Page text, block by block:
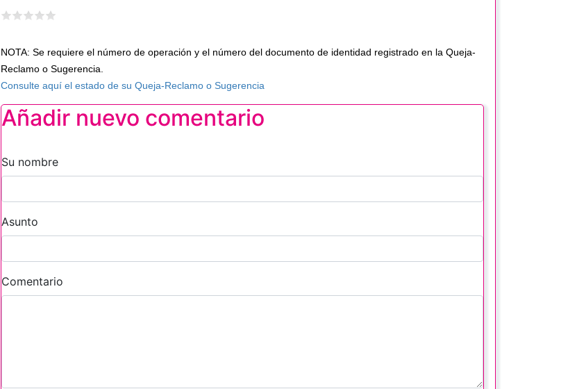
NOTA: Se requiere el número de operación y el número del documento de identidad registrado en la Queja-
Reclamo o Sugerencia.
Consulte aquí el estado de su Queja-Reclamo o Sugerencia
Añadir nuevo comentario
Su nombre
Asunto
Comentario